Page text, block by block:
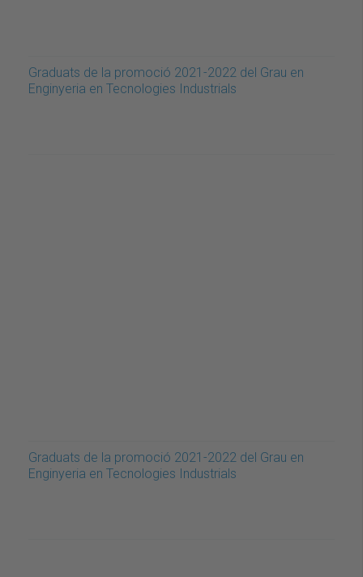
Graduats de la promoció 2021-2022 del Grau en
Enginyeria en Tecnologies Industrials
Graduats de la promoció 2021-2022 del Grau en
Enginyeria en Tecnologies Industrials